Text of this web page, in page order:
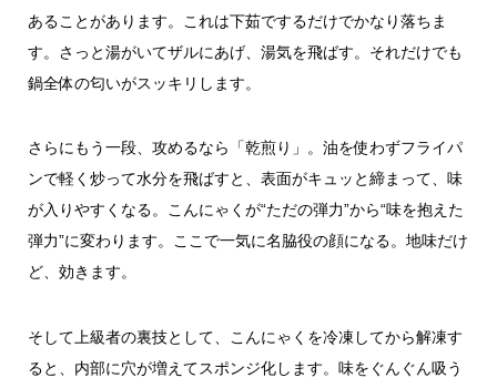
あることがあります。これは下茹でするだけでかなり落ちま
す。さっと湯がいてザルにあげ、湯気を飛ばす。それだけでも
鍋全体の匂いがスッキリします。
さらにもう一段、攻めるなら「乾煎り」。油を使わずフライパ
ンで軽く炒って水分を飛ばすと、表面がキュッと締まって、味
が入りやすくなる。こんにゃくが“ただの弾力”から“味を抱えた
弾力”に変わります。ここで一気に名脇役の顔になる。地味だけ
ど、効きます。
そして上級者の裏技として、こんにゃくを冷凍してから解凍す
ると、内部に穴が増えてスポンジ化します。味をぐんぐん吸う